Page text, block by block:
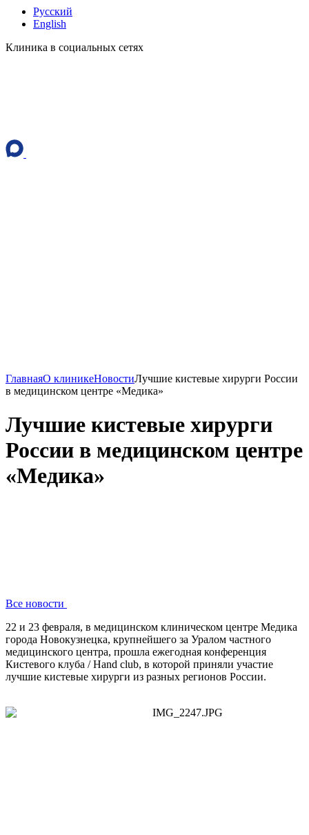
Русский
English
Клиника в социальных сетях
ГлавнаяО клиникеНовостиЛучшие кистевые хирурги России
в медицинском центре «Медика»
Лучшие кистевые хирурги
России в медицинском центре
«Медика»
Все новости
22 и 23 февраля, в медицинском клиническом центре Медика
города Новокузнецка, крупнейшего за Уралом частного
медицинского центра, прошла ежегодная конференция
Кистевого клуба / Hand club, в которой приняли участие
лучшие кистевые хирурги из разных регионов России.